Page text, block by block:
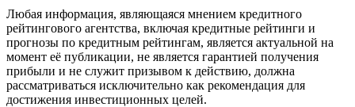
Любая информация, являющаяся мнением кредитного
рейтингового агентства, включая кредитные рейтинги и
прогнозы по кредитным рейтингам, является актуальной на
момент её публикации, не является гарантией получения
прибыли и не служит призывом к действию, должна
рассматриваться исключительно как рекомендация для
достижения инвестиционных целей.